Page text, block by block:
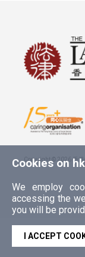
Cookies on
We employ
accessing the
you will be
I ACCEPT
Copyright © 2026 香